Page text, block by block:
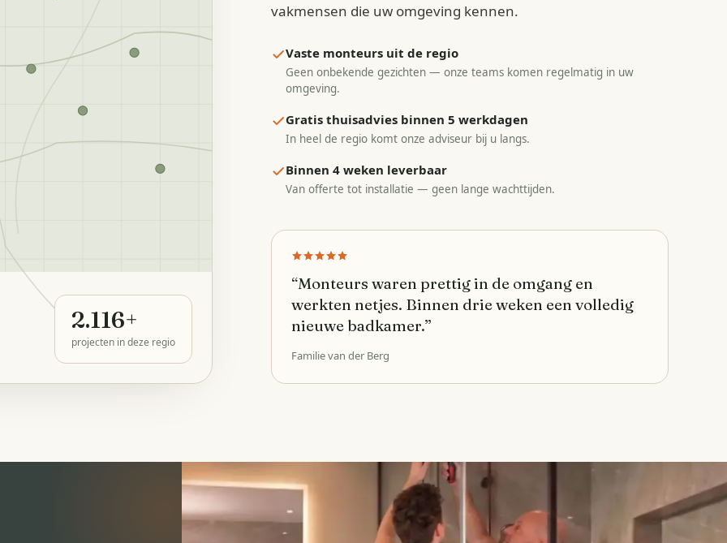
2.116+
projecten in deze regio
vakmensen die uw omgeving kennen.
Vaste monteurs uit de regio
Geen onbekende gezichten — onze teams komen regelmatig in uw
omgeving.
Gratis thuisadvies binnen 5 werkdagen
In heel de regio komt onze adviseur bij u langs.
Binnen 4 weken leverbaar
Van offerte tot installatie — geen lange wachttijden.
“Monteurs waren prettig in de omgang en
werkten netjes. Binnen drie weken een volledig
nieuwe badkamer.”
Familie van der Berg